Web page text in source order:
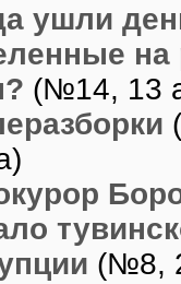
ушли
на
(№14, 13
(№8,